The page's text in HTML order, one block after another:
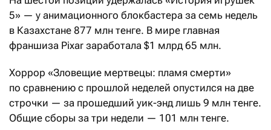
5» — у анимационного блокбастера за семь недель
в Казахстане 877 млн тенге. В мире главная
франшиза Pixar заработала $1 млрд 65 млн.
Хоррор «Зловещие мертвецы: пламя смерти»
по сравнению с прошлой неделей опустился на две
строчки — за прошедший уик-энд лишь 9 млн тенге.
Общие сборы за три недели — 101 млн тенге.